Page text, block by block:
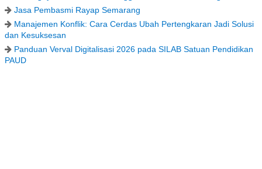
Jasa Pembasmi Rayap Semarang
Manajemen Konflik: Cara Cerdas Ubah Pertengkaran Jadi Solusi
dan Kesuksesan
Panduan Verval Digitalisasi 2026 pada SILAB Satuan Pendidikan
PAUD